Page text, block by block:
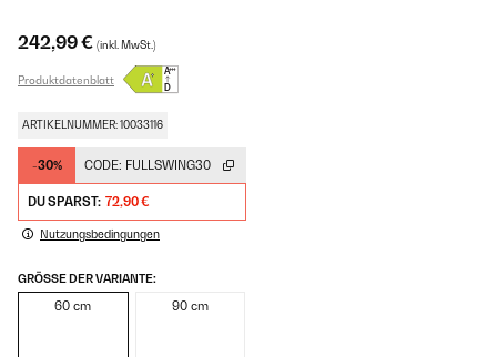
242,99 € (inkl. MwSt.)
Produktdatenblatt
ARTIKELNUMMER: 10033116
-30% CODE: FULLSWING30
DU SPARST: 72,90 €
Nutzungsbedingungen
GRÖSSE DER VARIANTE:
60 cm 90 cm